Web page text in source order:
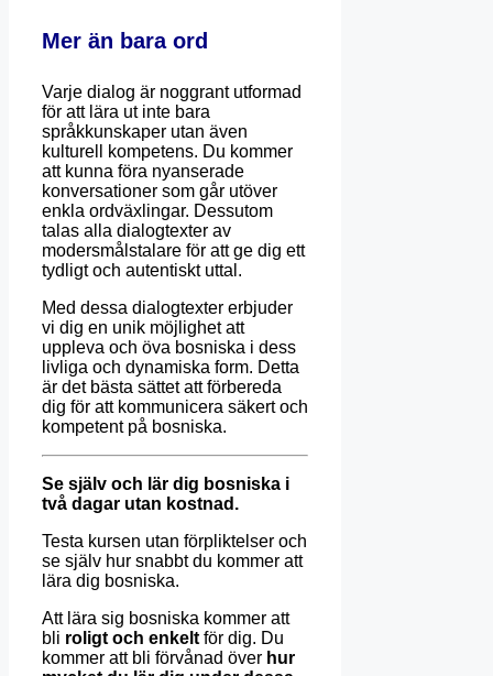
Mer än bara ord
Varje dialog är noggrant utformad
för att lära ut inte bara
språkkunskaper utan även
kulturell kompetens. Du kommer
att kunna föra nyanserade
konversationer som går utöver
enkla ordväxlingar. Dessutom
talas alla dialogtexter av
modersmålstalare för att ge dig ett
tydligt och autentiskt uttal.
Med dessa dialogtexter erbjuder
vi dig en unik möjlighet att
uppleva och öva bosniska i dess
livliga och dynamiska form. Detta
är det bästa sättet att förbereda
dig för att kommunicera säkert och
kompetent på bosniska.
Se själv och lär dig bosniska i
två dagar utan kostnad.
Testa kursen utan förpliktelser och
se själv hur snabbt du kommer att
lära dig bosniska.
Att lära sig bosniska kommer att
bli roligt och enkeltför dig. Du
kommer att bli förvånad över hur